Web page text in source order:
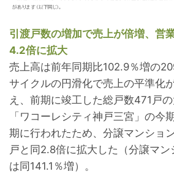
引渡戸数の増加で売上が倍増、営
4.2倍に拡大
売上高は前年同期比102.9％増の
サイクルの円滑化で売上の平準化
え、前期に竣工した総戸数471戸
「ワコーレシティ神戸三宮」の今
期に行われたため、分譲マンショ
戸と同2.8倍に拡大した（分譲マ
は同141.1％増）。